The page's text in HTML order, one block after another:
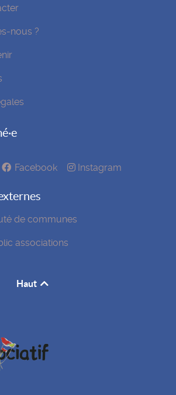
nous ?
Facebook Instagram
de communes
associations
Haut